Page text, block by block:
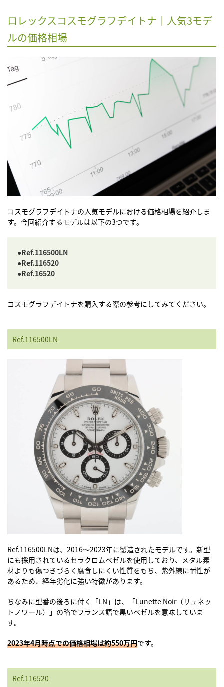
ロレックスコスモグラフデイトナ｜人気3モデ
ルの価格相場
コスモグラフデイトナの人気モデルにおける価格相場を紹介しま
す。今回紹介するモデルは以下の3つです。
●Ref.116500LN
●Ref.116520
●Ref.16520
コスモグラフデイトナを購入する際の参考にしてみてください。
Ref.116500LN
Ref.116500LNは、2016～2023年に製造されたモデルです。新型
にも採用されているセラクロムベゼルを使用しており、メタル素
材よりも傷つきづらく腐食しにくい性質をもち、紫外線に耐性が
あるため、経年劣化に強い特徴があります。
ちなみに型番の後ろに付く「LN」は、「Lunette Noir（リュネッ
トノワール）」の略でフランス語で黒いベゼルを意味していま
す。
2023年4月時点での価格相場は約550万円です。
Ref.116520